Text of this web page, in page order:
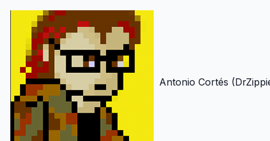
Antonio Cortés